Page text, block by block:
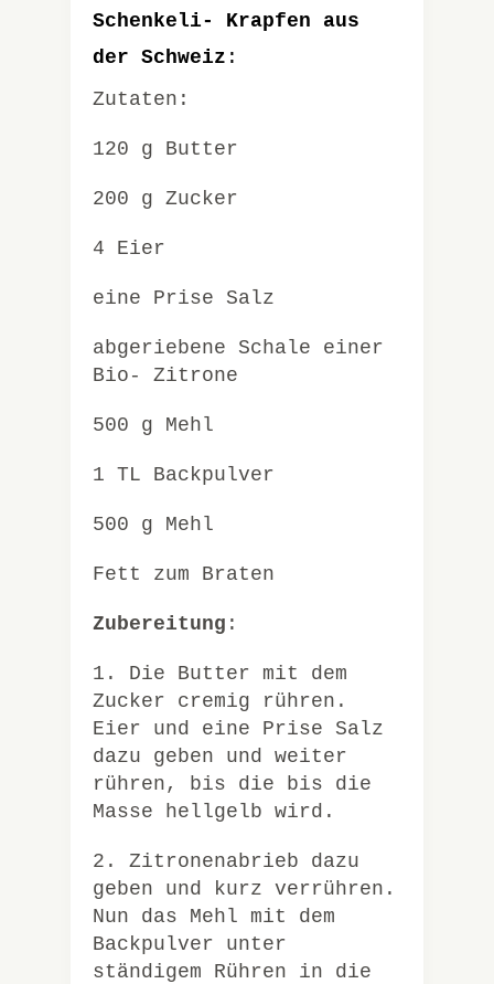
Schenkeli- Krapfen aus
der Schweiz :
Zutaten:
120 g Butter
200 g Zucker
4 Eier
eine Prise Salz
abgeriebene Schale einer
Bio- Zitrone
500 g Mehl
1 TL Backpulver
500 g Mehl
Fett zum Braten
Zubereitung :
1. Die Butter mit dem
Zucker cremig rühren.
Eier und eine Prise Salz
dazu geben und weiter
rühren, bis die bis die
Masse hellgelb wird.
2. Zitronenabrieb dazu
geben und kurz verrühren.
Nun das Mehl mit dem
Backpulver unter
ständigem Rühren in die